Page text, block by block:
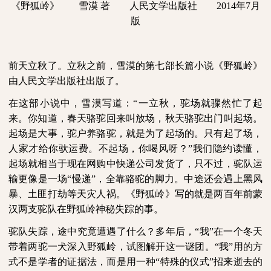
《野狐岭》 雪漠 著 人民文学出版社 2014年7月
版
前天立秋了。立秋之前，雪漠的第七部长篇小说《野狐岭》
由人民文学出版社出版了。
在这部小说中，雪漠写道：“一立秋，驼场就骤然忙了起
来。你知道，春天骆驼回来叫放场，秋天骆驼出门叫起场。
起场是大事，驼户养骆驼，就是为了起场的。只有起了场，
人家才给你驮运费。不起场，你喝风呀？”我们隐约读懂，
起场就相当于现在网购中快递公司发货了，只不过，驼队运
输更像是一场“慢递”，全靠骆驼的脚力。中途还会遇上黑风
暴、土匪打劫等天灾人祸。《野狐岭》写的就是两百年前蒙
汉两支驼队在野狐岭神秘失踪的事。
驼队失踪，途中究竟遭遇了什么？多年后，“我”在一个冬天
带着两驼一犬深入野狐岭，试图解开这一谜团。“我”用的方
式不是学者的证据法，而是用一种“特殊的仪式”招来逝去的